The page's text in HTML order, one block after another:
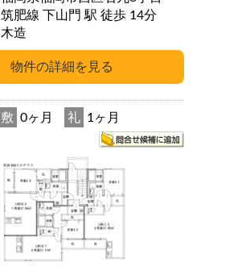
筑肥線 下山門 駅 徒歩 14分
木造
敷 0ヶ月 礼 1ヶ月